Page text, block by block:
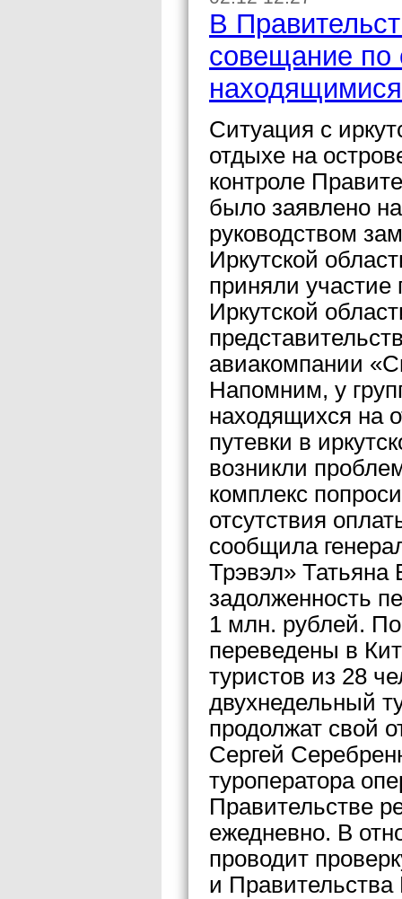
В
совещание по
Ситуация с
отдыхе на
контроле
было заявлено
руководством
Иркутской
приняли участие
Иркутской
авиакомпании
Напомним, у
находящихся на
путевки в
возникли
комплекс
отсутствия
сообщила
Трэвэл»
задолженность
1 млн. рублей.
переведены в
туристов из 28
двухнедельный
продолжат свой
Сергей
туроператора
Правительстве
ежедневно. В
проводит
и Правительства